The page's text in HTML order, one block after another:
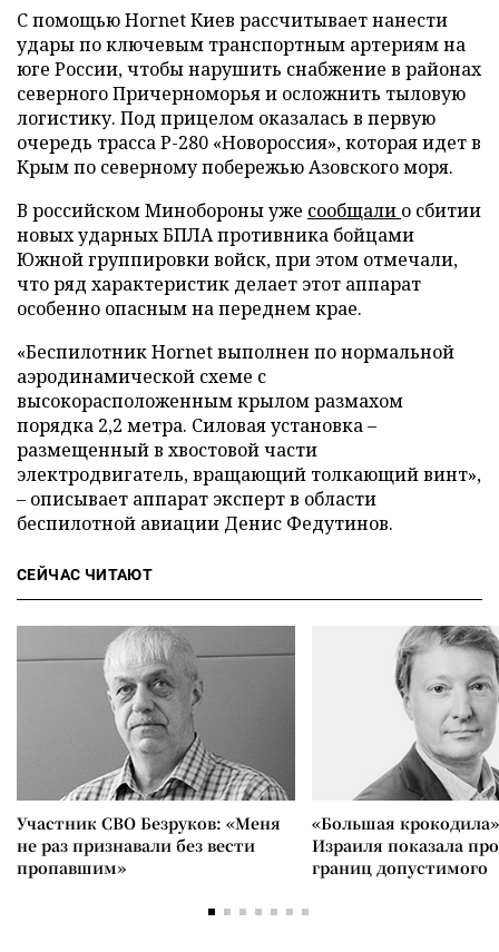
С помощью Hornet Киев рассчитывает нанести
удары по ключевым транспортным артериям на
юге России, чтобы нарушить снабжение в районах
северного Причерноморья и осложнить тыловую
логистику. Под прицелом оказалась в первую
очередь трасса Р-280 «Новороссия», которая идет в
Крым по северному побережью Азовского моря.
В российском Минобороны уже сообщали о сбитии
новых ударных БПЛА противника бойцами
Южной группировки войск, при этом отмечали,
что ряд характеристик делает этот аппарат
особенно опасным на переднем крае.
«Беспилотник Hornet выполнен по нормальной
аэродинамической схеме с
высокорасположенным крылом размахом
порядка 2,2 метра. Силовая установка –
размещенный в хвостовой части
электродвигатель, вращающий толкающий винт»,
– описывает аппарат эксперт в области
беспилотной авиации Денис Федутинов.
СЕЙЧАС ЧИТАЮТ
Участник СВО Безруков: «Меня
не раз признавали без вести
пропавшим»
«Большая
Израиля показала
границ допустимого